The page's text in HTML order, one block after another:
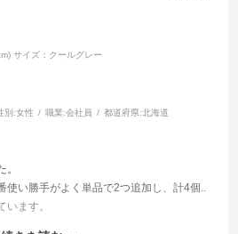
サイズ：クールグレー
別:女性 職業:会社員 都道府県:北海道
使い勝手がよく単品で2つ追加し、計4個..
います。